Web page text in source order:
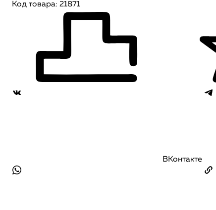
Код товара: 21871
ВКонтакте